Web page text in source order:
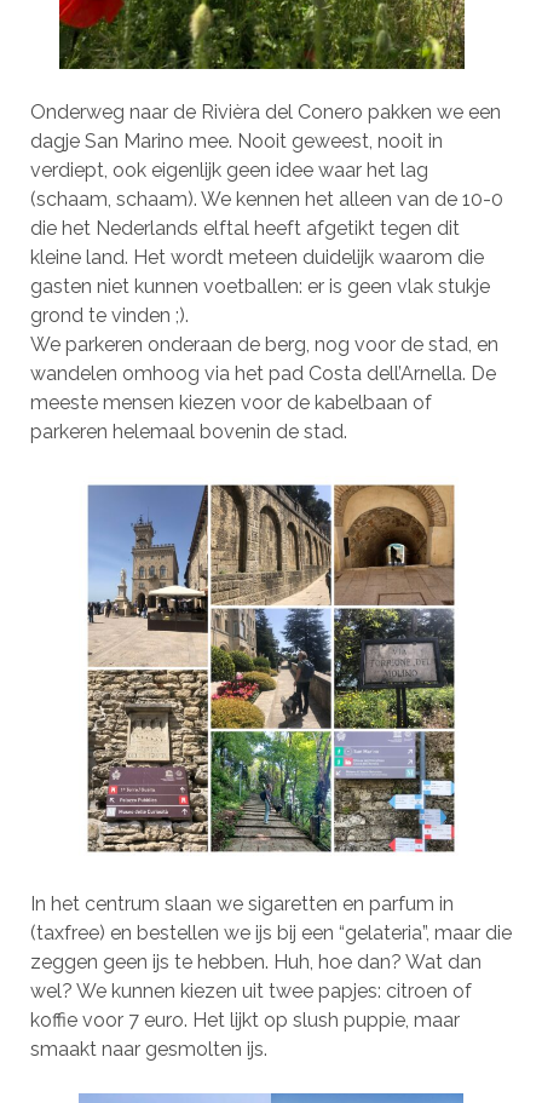
Onderweg naar de Rivièra del Conero pakken we een
dagje San Marino mee. Nooit geweest, nooit in
verdiept, ook eigenlijk geen idee waar het lag
(schaam, schaam). We kennen het alleen van de 10-0
die het Nederlands elftal heeft afgetikt tegen dit
kleine land. Het wordt meteen duidelijk waarom die
gasten niet kunnen voetballen: er is geen vlak stukje
grond te vinden ;).
We parkeren onderaan de berg, nog voor de stad, en
wandelen omhoog via het pad Costa dell’Arnella. De
meeste mensen kiezen voor de kabelbaan of
parkeren helemaal bovenin de stad.
In het centrum slaan we sigaretten en parfum in
(taxfree) en bestellen we ijs bij een “gelateria”, maar die
zeggen geen ijs te hebben. Huh, hoe dan? Wat dan
wel? We kunnen kiezen uit twee papjes: citroen of
koffie voor 7 euro. Het lijkt op slush puppie, maar
smaakt naar gesmolten ijs.